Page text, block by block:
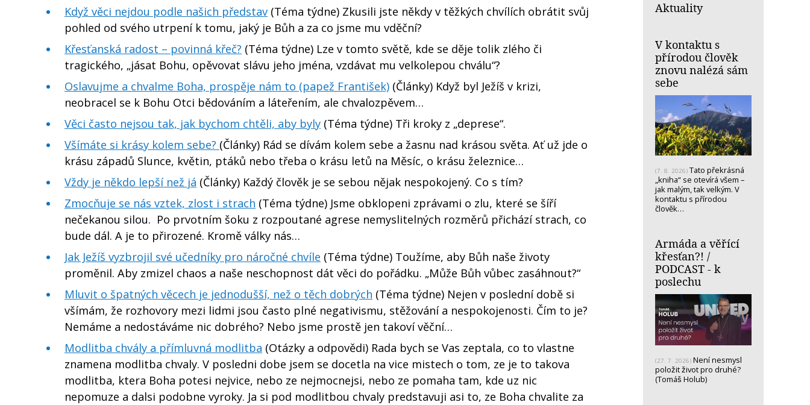
Když věci nejdou podle našich představ (Téma týdne) Zkusili jste někdy v těžkých chvílích obrátit svůj
pohled od svého utrpení k tomu, jaký je Bůh a za co jsme mu vděční?
Křesťanská radost – povinná křeč? (Téma týdne) Lze v tomto světě, kde se děje tolik zlého či
tragického, „jásat Bohu, opěvovat slávu jeho jména, vzdávat mu velkolepou chválu“?
Oslavujme a chvalme Boha, prospěje nám to (papež František) (Články) Když byl Ježíš v krizi,
neobracel se k Bohu Otci bědováním a láteřením, ale chvalozpěvem…
Věci často nejsou tak, jak bychom chtěli, aby byly (Téma týdne) Tři kroky z „deprese“.
Všímáte si krásy kolem sebe? (Články) Rád se dívám kolem sebe a žasnu nad krásou světa. Ať už jde o
krásu západů Slunce, květin, ptáků nebo třeba o krásu letů na Měsíc, o krásu železnice…
Vždy je někdo lepší než já (Články) Každý člověk je se sebou nějak nespokojený. Co s tím?
Zmocňuje se nás vztek, zlost i strach (Téma týdne) Jsme obklopeni zprávami o zlu, které se šíří
nečekanou silou. Po prvotním šoku z rozpoutané agrese nemyslitelných rozměrů přichází strach, co
bude dál. A je to přirozené. Kromě války nás…
Jak Ježíš vyzbrojil své učedníky pro náročné chvíle (Téma týdne) Toužíme, aby Bůh naše životy
proměnil. Aby zmizel chaos a naše neschopnost dát věci do pořádku. „Může Bůh vůbec zasáhnout?“
Mluvit o špatných věcech je jednodušší, než o těch dobrých (Téma týdne) Nejen v poslední době si
všímám, že rozhovory mezi lidmi jsou často plné negativismu, stěžování a nespokojenosti. Čím to je?
Nemáme a nedostáváme nic dobrého? Nebo jsme prostě jen takoví věční…
Modlitba chvály a přímluvná modlitba (Otázky a odpovědi) Rada bych se Vas zeptala, co to vlastne
znamena modlitba chvaly. V posledni dobe jsem se docetla na vice mistech o tom, ze je to takova
modlitba, ktera Boha potesi nejvice, nebo ze nejmocnejsi, nebo ze pomaha tam, kde uz nic
nepomuze a dalsi podobne vyroky. Ja si pod modlitbou chvaly predstavuji asi to, ze Boha chvalite za
Aktuality
V kontaktu s
přírodou člověk
znovu nalézá sám
sebe
(7. 8. 2026) Tato překrásná
„kniha“ se otevírá všem –
jak malým, tak velkým. V
kontaktu s přírodou
člověk…
Armáda a věřící
křesťan?! /
PODCAST - k
poslechu
(27. 7. 2026) Není nesmysl
položit život pro druhé?
(Tomáš Holub)